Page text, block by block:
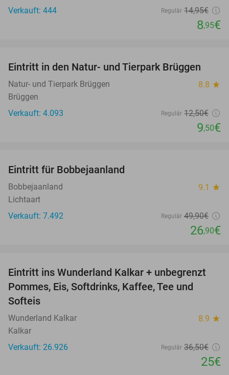
Verkauft: 444
Regulär 14,95€
8,95€
24%
Eintritt in den Natur- und Tierpark Brüggen
Natur- und Tierpark Brüggen 8.8 star
Brüggen
Verkauft: 4.093
Regulär 12,50€
9,50€
Eintritt für Bobbejaanland
Bobbejaanland 9.1 star
Lichtaart
Verkauft: 7.492
Regulär 49,90€
26,90€
32%
Eintritt ins Wunderland Kalkar + unbegrenzt
Pommes, Eis, Softdrinks, Kaffee, Tee und
Softeis
Wunderland Kalkar 8.9 star
Kalkar
Verkauft: 26.926
Regulär 36,50€
25€